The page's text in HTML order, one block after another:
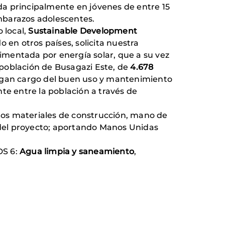
principalmente en jóvenes de entre 15
adolescentes.
local,Sustainable Development
en otros países, solicita nuestra
por energía solar, que a su vez
de Busagazi Este, de4.678
cargo del buen uso y mantenimiento
entre la población a través de
materiales de construcción, mano de
proyecto; aportando Manos Unidas
6: Agua limpia y saneamiento,